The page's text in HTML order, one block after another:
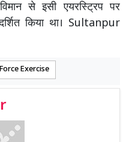
से इसी एयरस्ट्रिप पर
किया था। Sultanpur
Exercise